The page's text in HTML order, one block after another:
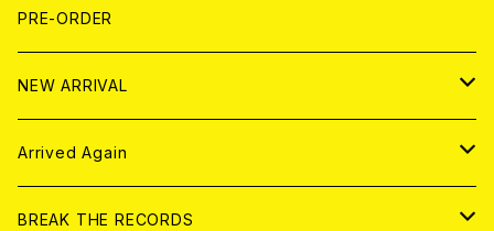
LP
HOOD
T-shirt
HOOD
BOLLOCKS
EL ZINE
写真集 (PHOTOBOOK)
CD
アナログ
アパレル
書籍
PRE-ORDER
NEW ARRIVAL
CD
アナログ
Arrived Again
CD
BREAK THE RECORDS